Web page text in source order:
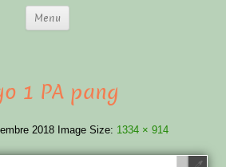
Menu
1 PA pang
2018 Image Size: 1334 × 914